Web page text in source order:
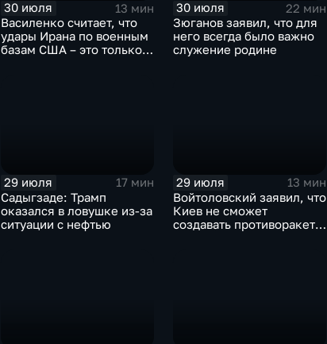
30 июля
13 мин
Василенко считает, что
удары Ирана по военным
базам США – это только
30 июля
22 мин
Зюганов заявил, что для
него всегда было важно
служение родине
29 июля
17 мин
Садыгзаде: Трамп
оказался в ловушке из-за
ситуации с нефтью
29 июля
13 мин
Войтоловский заявил, что
Киев не сможет
создавать противоракеты